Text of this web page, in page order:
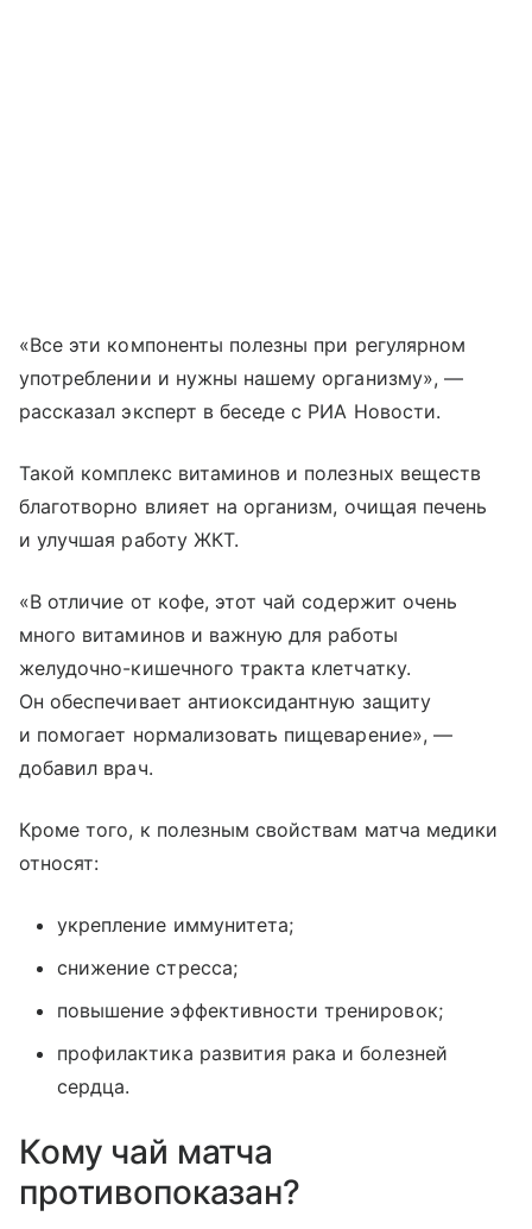
«Все эти компоненты полезны при регулярном
употреблении и нужны нашему организму», —
рассказал эксперт в беседе с РИА Новости.
Такой комплекс витаминов и полезных веществ
благотворно влияет на организм, очищая печень
и улучшая работу ЖКТ.
«В отличие от кофе, этот чай содержит очень
много витаминов и важную для работы
желудочно-кишечного тракта клетчатку.
Он обеспечивает антиоксидантную защиту
и помогает нормализовать пищеварение», —
добавил врач.
Кроме того, к полезным свойствам матча медики
относят:
укрепление иммунитета;
снижение стресса;
повышение эффективности тренировок;
профилактика развития рака и болезней
сердца.
Кому чай матча
противопоказан?